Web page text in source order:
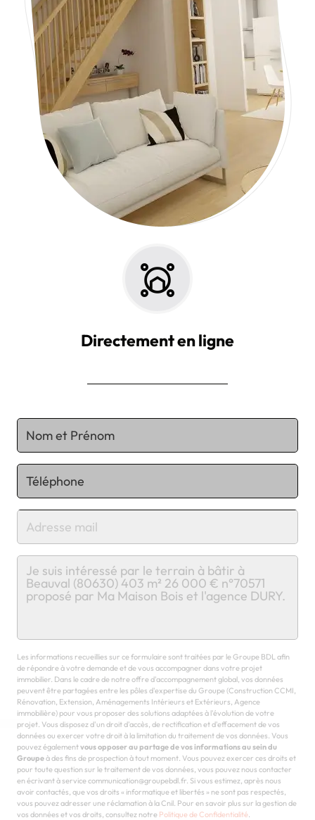
Directement en ligne
Chargement...
Les informations recueillies sur ce formulaire sont traitées par le Groupe BDL afin
de répondre à votre demande et de vous accompagner dans votre projet
immobilier. Dans le cadre de notre offre d'accompagnement global, vos données
peuvent être partagées entre les pôles d'expertise du Groupe (Construction CCMI,
Rénovation, Extension, Aménagements Intérieurs et Extérieurs, Agence
immobilière) pour vous proposer des solutions adaptées à l'évolution de votre
projet. Vous disposez d'un droit d'accès, de rectification et d'effacement de vos
données ou exercer votre droit à la limitation du traitement de vos données. Vous
pouvez égalementvous opposer au partage de vos informations au sein du
Groupeà des fins de prospection à tout moment. Vous pouvez exercer ces droits et
pour toute question sur le traitement de vos données, vous pouvez nous contacter
en écrivant à service communication@groupebdl.fr. Si vous estimez, après nous
avoir contactés, que vos droits « informatique et libertés » ne sont pas respectés,
vous pouvez adresser une réclamation à la Cnil. Pour en savoir plus sur la gestion de
vos données et vos droits, consultez notre Politique de Confidentialité.